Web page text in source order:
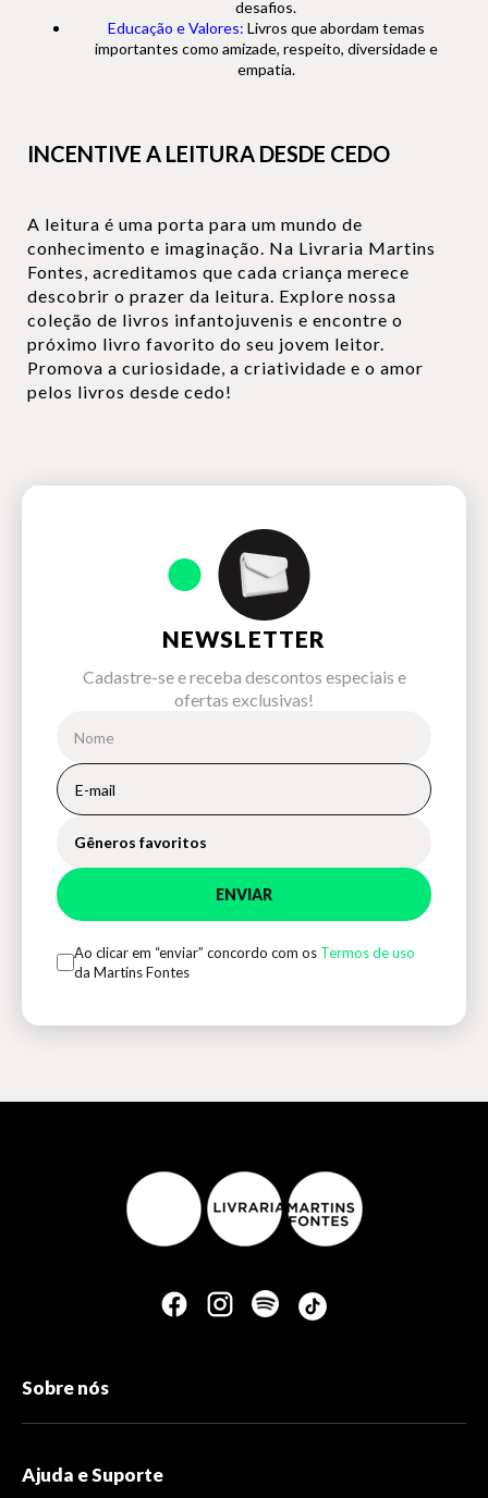
desafios.
Educação e Valores: Livros que abordam temas
importantes como amizade, respeito, diversidade e
empatia.
INCENTIVE A LEITURA DESDE CEDO
A leitura é uma porta para um mundo de
conhecimento e imaginação. Na Livraria Martins
Fontes, acreditamos que cada criança merece
descobrir o prazer da leitura. Explore nossa
coleção de livros infantojuvenis e encontre o
próximo livro favorito do seu jovem leitor.
Promova a curiosidade, a criatividade e o amor
pelos livros desde cedo!
NEWSLETTER
Cadastre-se e receba descontos especiais e
ofertas exclusivas!
Gêneros favoritos
ENVIAR
Ao clicar em “enviar” concordo com os Termos de uso
da Martins Fontes
Sobre nós
Ajuda e Suporte